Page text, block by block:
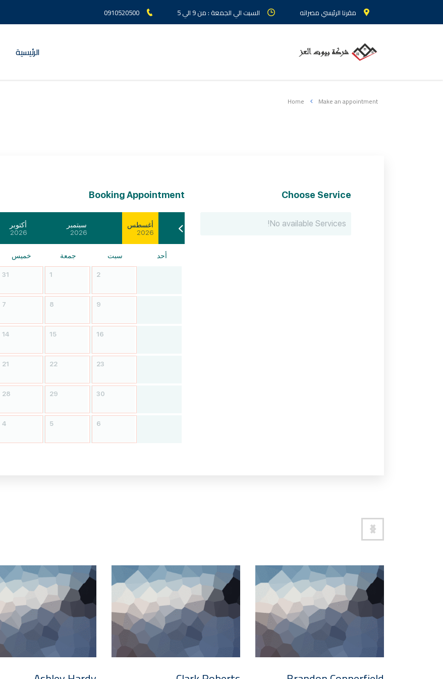
مقرنا الرئيسي مصراته السبت الي الجمعة : من 9 الي 5 0910520500
الرئيسية
Home Make an appointment
Choose Service
No available Services!
Booking Appointment
أغسطس
2026
سبتمبر
2026
أكتوبر
2026
خميس جمعة سبت أحد
31 1 2
7 8 9
14 15 16
21 22 23
28 29 30
4 5 6